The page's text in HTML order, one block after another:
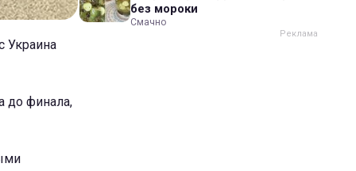
Украина
до финала,
без мороки
Смачно